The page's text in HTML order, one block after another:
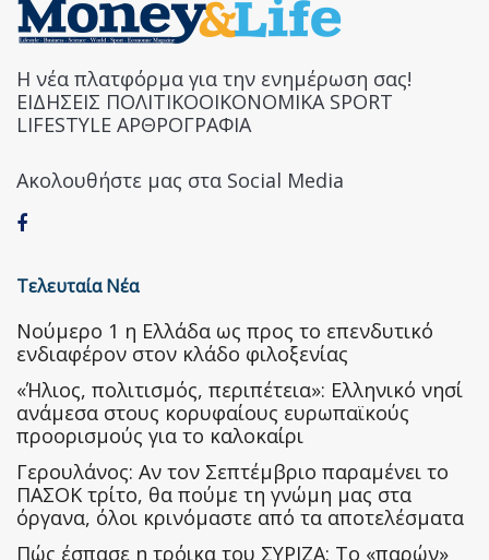
Η νέα πλατφόρμα για την ενημέρωση σας!
ΕΙΔΗΣΕΙΣ ΠΟΛΙΤΙΚΟΟΙΚΟΝΟΜΙΚΑ SPORT
LIFESTYLE ΑΡΘΡΟΓΡΑΦΙΑ
Ακολουθήστε μας στα Social Media
Τελευταία Νέα
Nούμερο 1 η Ελλάδα ως προς το επενδυτικό
ενδιαφέρον στον κλάδο φιλοξενίας
«Ήλιος, πολιτισμός, περιπέτεια»: Ελληνικό νησί
ανάμεσα στους κορυφαίους ευρωπαϊκούς
προορισμούς για το καλοκαίρι
Γερουλάνος: Αν τον Σεπτέμβριο παραμένει το
ΠΑΣΟΚ τρίτο, θα πούμε τη γνώμη μας στα
όργανα, όλοι κρινόμαστε από τα αποτελέσματα
Πώς έσπασε η τρόικα του ΣΥΡΙΖΑ: Το «παρών»